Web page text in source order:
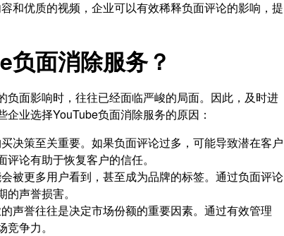
和优质的视频，企业可以有效稀释负面评论的影响，提
面消除服务？
面影响时，往往已经面临严峻的局面。因此，及时进
业选择YouTube负面消除服务的原因：
决策至关重要。如果负面评论过多，可能导致潜在客户
论有助于恢复客户的信任。
被更多用户看到，甚至成为品牌的标签。通过负面评论
声誉损害。
声誉往往是决定市场份额的重要因素。通过有效管理
争力。